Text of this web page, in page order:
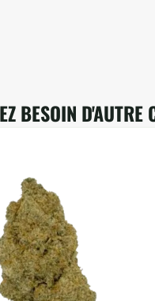
BESOIN D'AUTRE